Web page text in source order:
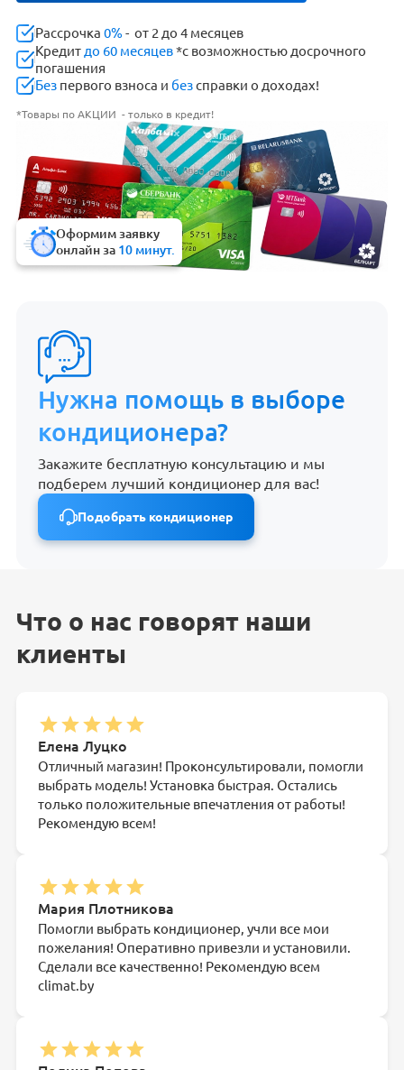
Рассрочка0% - от 2 до 4 месяцев
Кредит до 60 месяцев*с возможностью досрочного
погашения
Без первого взноса и безсправки о доходах!
*Товары по АКЦИИ - только в кредит!
Оформим заявку
онлайн за 10 минут.
Нужна помощь в выборе
кондиционера?
Закажите бесплатную консультацию и мы
подберем лучший кондиционер для вас!
Подобрать кондиционер
Что о нас говорят наши
клиенты
Елена Луцко
Отличный магазин! Проконсультировали, помогли
выбрать модель! Установка быстрая. Остались
только положительные впечатления от работы!
Рекомендую всем!
Мария Плотникова
Помогли выбрать кондиционер, учли все мои
пожелания! Оперативно привезли и установили.
Сделали все качественно! Рекомендую всем
climat.by